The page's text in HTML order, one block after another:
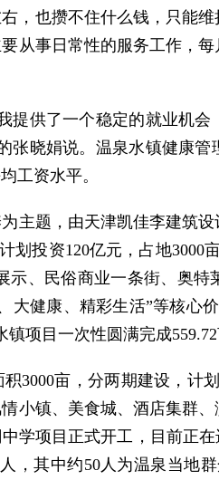
，也攒不住什么钱，只能
从事日常性的服务工作，
提供了一个稳定的就业机
张晓娟说。温泉水镇健康
工资水平。
题，由天津凯佳李建筑设
划投资120亿元，占地3000
示、民俗商业一条街、奥
大健康、精彩生活”等核心
项目一次性圆满完成
亩，分两期建设，计
小镇、美食城、酒店集群
学项目正式开工，目前正
，其中约50人为温泉当地